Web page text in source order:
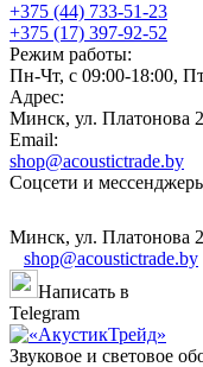
+375 (44) 733-51-23
+375 (17) 397-92-52
Режим работы:
Пн-Чт, с 09:00-18:00,
Адрес:
Минск, ул. Платонова
Email:
shop@acoustictrade.by
Соцсети и
Минск, ул. Платонова
shop@acoustictrade.by
Написать в
Telegram
Звуковое и световое